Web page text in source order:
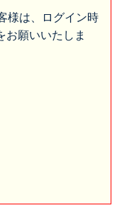
様は、ログイン時
お願いいたしま